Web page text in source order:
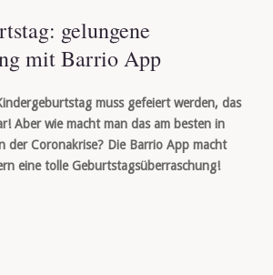
gelungene
mit Barrio App
muss gefeiert werden, das
Aber wie macht man das am besten in
der Coronakrise? Die Barrio App macht
eine tolle Geburtstagsüberraschung!